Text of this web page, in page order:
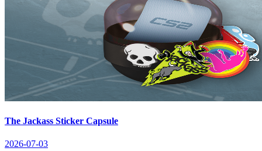
The Jackass Sticker Capsule
2026-07-03